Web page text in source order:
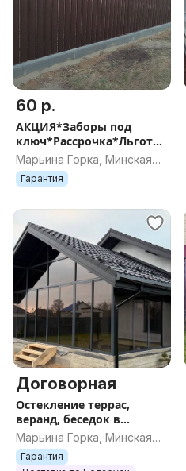
60 р.
АКЦИЯ*Заборы под
ключ*Рассрочка*Льготн
ый кредит от 4%*Цена от
60р.*
Марьина Горка, Минская
обл.
Гарантия
Договорная
Остекление террас,
веранд, беседок в
Мариной горке
Марьина Горка, Минская
обл.
Гарантия